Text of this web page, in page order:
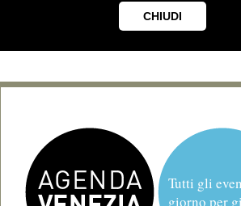
CHIUDI
Tutti gli
giorno per